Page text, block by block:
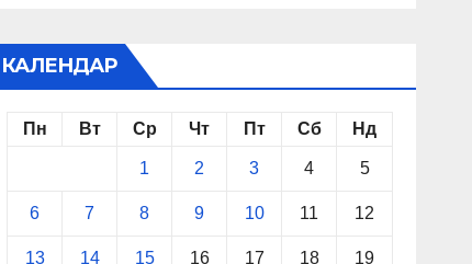
КАЛЕНДАР
Пн Вт Ср Чт Пт Сб Нд
1 2 3 4 5
6 7 8 9 10 11 12
13 14 15 16 17 18 19